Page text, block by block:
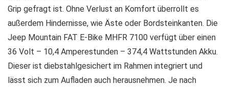
Grip gefragt ist. Ohne Verlust an Komfort überrollt es
außerdem Hindernisse, wie Äste oder Bordsteinkanten. Die
Jeep Mountain FAT E-Bike MHFR 7100 verfügt über einen
36 Volt – 10,4 Amperestunden – 374,4 Wattstunden Akku.
Dieser ist diebstahlgesichert im Rahmen integriert und
lässt sich zum Aufladen auch herausnehmen. Je nach